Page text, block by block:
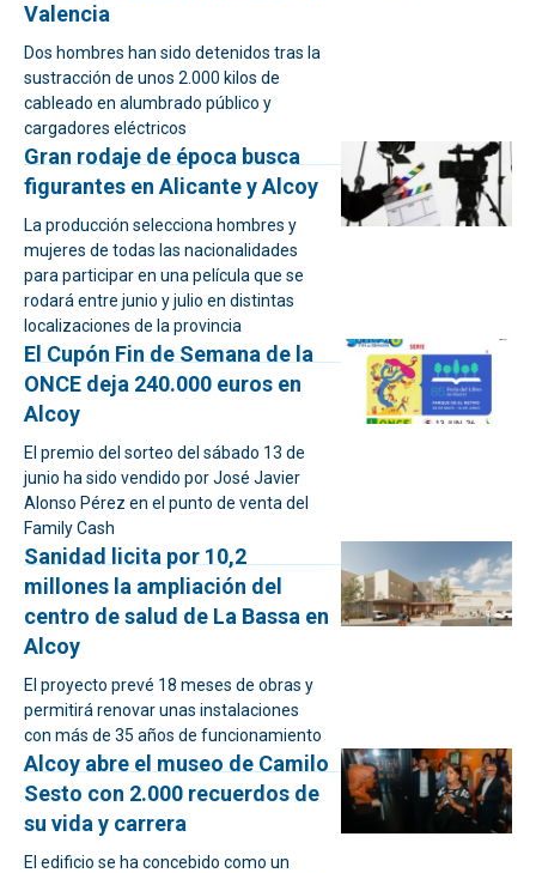
Valencia
Dos hombres han sido detenidos tras la
sustracción de unos 2.000 kilos de
cableado en alumbrado público y
cargadores eléctricos
Gran rodaje de época busca
figurantes en Alicante y Alcoy
La producción selecciona hombres y
mujeres de todas las nacionalidades
para participar en una película que se
rodará entre junio y julio en distintas
localizaciones de la provincia
El Cupón Fin de Semana de la
ONCE deja 240.000 euros en
Alcoy
El premio del sorteo del sábado 13 de
junio ha sido vendido por José Javier
Alonso Pérez en el punto de venta del
Family Cash
Sanidad licita por 10,2
millones la ampliación del
centro de salud de La Bassa en
Alcoy
El proyecto prevé 18 meses de obras y
permitirá renovar unas instalaciones
con más de 35 años de funcionamiento
Alcoy abre el museo de Camilo
Sesto con 2.000 recuerdos de
su vida y carrera
El edificio se ha concebido como un